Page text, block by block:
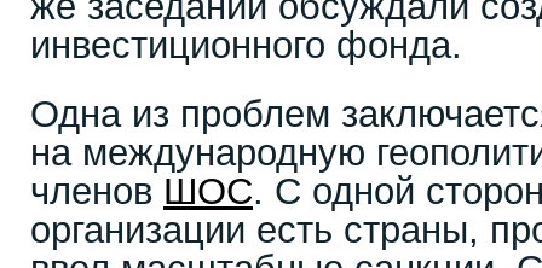
инвестиционного фонда.
Одна из проблем
на международную
членов ШОС. С одной
организации есть страны,